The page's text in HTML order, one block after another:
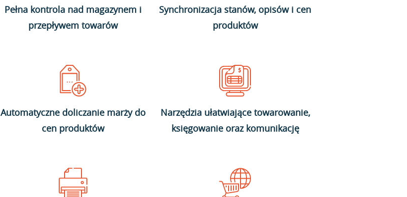
Pełna kontrola nad magazynem i
przepływem towarów
Synchronizacja stanów, opisów i cen
produktów
Automatyczne doliczanie marży do
cen produktów
Narzędzia ułatwiające towarowanie,
księgowanie oraz komunikację